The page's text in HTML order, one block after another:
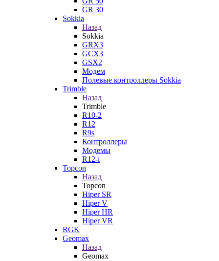
GR 30
Sokkia
Назад
Sokkia
GRX3
GCX3
GSX2
Модем
Полевые контроллеры Sokkia
Trimble
Назад
Trimble
R10-2
R12
R9s
Контроллеры
Модемы
R12-i
Topcon
Назад
Topcon
Hiper SR
Hiper V
Hiper HR
Hiper VR
RGK
Geomax
Назад
Geomax